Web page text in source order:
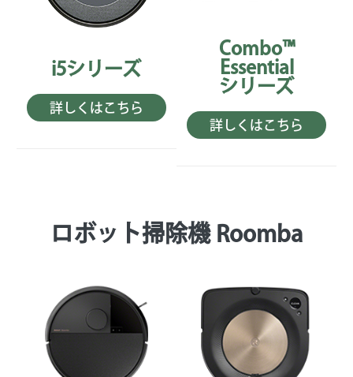
i5シリーズ
詳しくはこちら
Combo™
Essential
シリーズ
詳しくはこちら
ロボット掃除機 Roomba